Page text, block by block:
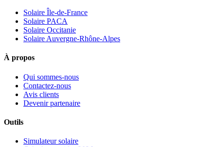
Solaire Île-de-France
Solaire PACA
Solaire Occitanie
Solaire Auvergne-Rhône-Alpes
À propos
Qui sommes-nous
Contactez-nous
Avis clients
Devenir partenaire
Outils
Simulateur solaire